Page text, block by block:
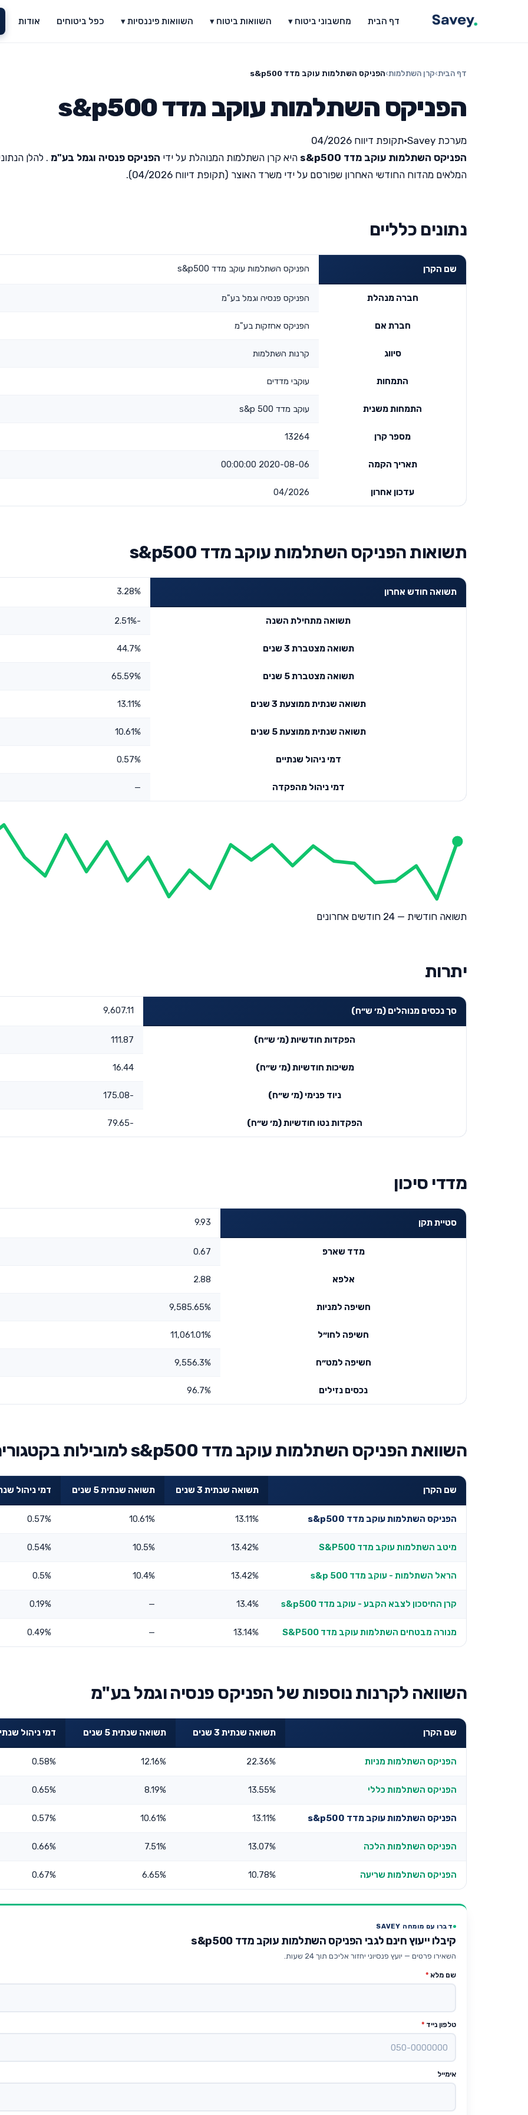
דף הבית מחשבוני ביטוח ▾ השוואות ביטוח ▾ השוואות פיננסיות ▾ כפל ביטוחים אודות
דף הבית›קרן השתלמות›הפניקס השתלמות עוקב מדד s&p500
הפניקס השתלמות עוקב מדד s&p500
מערכת Savey •תקופת דיווח 04/2026
הפניקס השתלמות עוקב מדד s&p500
היא קרן השתלמות המנוהלת על ידי הפניקס פנסיה וגמל בע"מ . להלן
המלאים מהדוח החודשי האחרון שפורסם על ידי משרד האוצר (תקופת דיווח 04/2026).
נתונים כלליים
שם הקרן הפניקס השתלמות עוקב מדד s&p500
חברה מנהלת הפניקס פנסיה וגמל בע"מ
חברת אם הפניקס אחזקות בע"מ
סיווג קרנות השתלמות
התמחות עוקבי מדדים
התמחות משנית עוקב מדד s&p 500
מספר קרן 13264
תאריך הקמה 2020-08-06 00:00:00
עדכון אחרון 04/2026
תשואות הפניקס השתלמות עוקב מדד s&p500
תשואה חודש אחרון 3.28%
תשואה מתחילת השנה -2.51%
תשואה מצטברת 3 שנים 44.7%
תשואה מצטברת 5 שנים 65.59%
תשואה שנתית ממוצעת 3 שנים 13.11%
תשואה שנתית ממוצעת 5 שנים 10.61%
דמי ניהול שנתיים 0.57%
דמי ניהול מהפקדה —
תשואה חודשית — 24 חודשים אחרונים
יתרות
סך נכסים מנוהלים (מ׳ ש״ח) 9,607.11
הפקדות חודשיות (מ׳ ש״ח) 111.87
משיכות חודשיות (מ׳ ש״ח) 16.44
ניוד פנימי (מ׳ ש״ח) -175.08
הפקדות נטו חודשיות (מ׳ ש״ח) -79.65
מדדי סיכון
סטיית תקן 9.93
מדד שארפ 0.67
אלפא 2.88
חשיפה למניות 9,585.65%
חשיפה לחו״ל 11,061.01%
חשיפה למט״ח 9,556.3%
נכסים נזילים 96.7%
השוואת הפניקס השתלמות עוקב מדד s&p500 למובילות בקטגוריה
שם הקרן תשואה שנתית 3 שנים תשואה שנתית 5 שנים דמי ניהול
הפניקס השתלמות עוקב מדד s&p500 13.11%
10.61%
0.57%
מיטב השתלמות עוקב מדד S&P500 13.42%
10.5%
0.54%
הראל השתלמות - עוקב מדד s&p 500 13.42%
10.4%
0.5%
קרן החיסכון לצבא הקבע - עוקב מדד s&p500 13.4%
—
0.19%
מנורה מבטחים השתלמות עוקב מדד S&P500 13.14%
—
0.49%
השוואה לקרנות נוספות של הפניקס פנסיה וגמל בע"מ
שם הקרן תשואה שנתית 3 שנים תשואה שנתית 5 שנים דמי ניהול
הפניקס השתלמות מניות 22.36%
12.16%
0.58%
הפניקס השתלמות כללי 13.55%
8.19%
0.65%
הפניקס השתלמות עוקב מדד s&p500 13.11%
10.61%
0.57%
הפניקס השתלמות הלכה 13.07%
7.51%
0.66%
הפניקס השתלמות שריעה 10.78%
6.65%
0.67%
דברו עם מומחה SAVEY
קיבלו ייעוץ חינם לגבי הפניקס השתלמות עוקב מדד s&p500
השאירו פרטים — יועץ פנסיוני יחזור אליכם תוך 24 שעות.
שם מלא *
טלפון נייד *
אימייל